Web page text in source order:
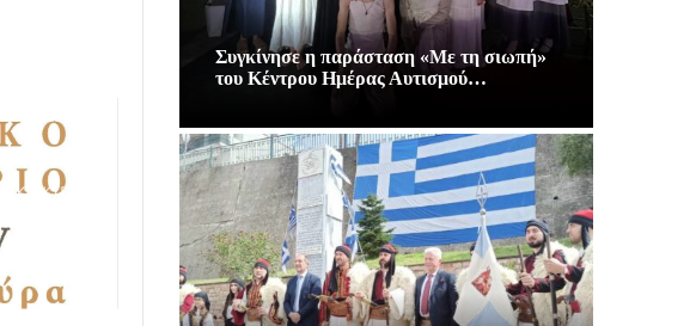
Συγκίνησε η παράσταση «Με τη σιωπή»
του Κέντρου Ημέρας Αυτισμού…